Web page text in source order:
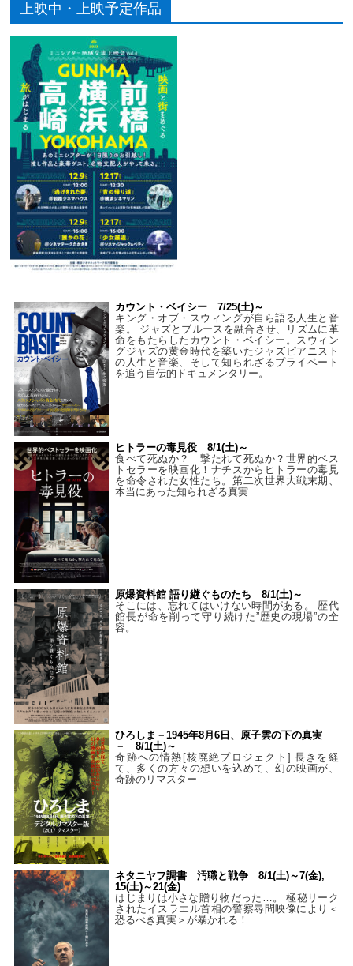
上映中・上映予定作品
カウント・ベイシー 7/25(土)～
キング・オブ・スウィングが自ら語る人生と音
楽。 ジャズとブルースを融合させ、リズムに革
命をもたらしたカウント・ベイシー。スウィン
グジャズの黄金時代を築いたジャズピアニスト
の人生と音楽、そして知られざるプライベート
を追う自伝的ドキュメンタリー。
ヒトラーの毒見役 8/1(土)～
食べて死ぬか？ 撃たれて死ぬか？世界的ベス
トセラーを映画化！ナチスからヒトラーの毒見
を命令された女性たち。第二次世界大戦末期、
本当にあった知られざる真実
原爆資料館 語り継ぐものたち 8/1(土)～
そこには、忘れてはいけない時間がある。 歴代
館長が命を削って守り続けた”歴史の現場”の全
容。
ひろしま－1945年8月6日、原子雲の下の真実
－ 8/1(土)～
奇跡への情熱[核廃絶プロジェクト] 長きを経
て、多くの方々の想いを込めて、幻の映画が、
奇跡のリマスター
ネタニヤフ調書 汚職と戦争 8/1(土)～7(金),
15(土)～21(金)
はじまりは小さな贈り物だった…。 極秘リーク
されたイスラエル首相の警察尋問映像により＜
恐るべき真実＞が暴かれる！